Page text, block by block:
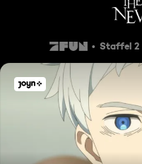
Staffel 2